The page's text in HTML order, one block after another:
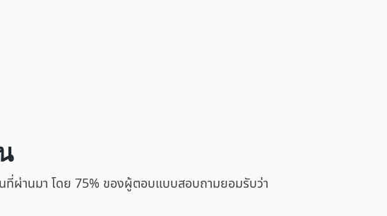
ที่ผ่านมา โดย 75% ของผู้ตอบแบบสอบถามยอมรับว่า